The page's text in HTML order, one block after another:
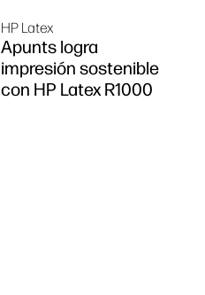
HP Latex
Apunts logra
impresión sostenible
con HP Latex R1000